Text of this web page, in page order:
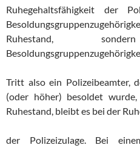
Ruhegehaltsfähigkeit der
Ruhestand,
Tritt also ein Polizeibeamter,
(oder höher) besoldet
Ruhestand, bleibt es bei der
der Polizeizulage. Bei